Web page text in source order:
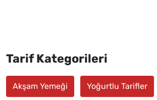
Tarif Kategorileri
Akşam Yemeği Yoğurtlu Tarifler